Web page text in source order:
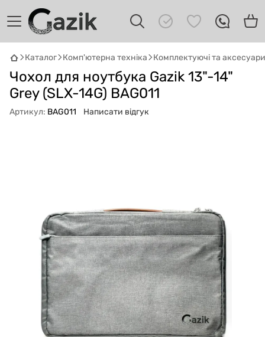
Каталог Комп'ютерна техніка Комплектуючі та аксесуари
Чохол для ноутбука Gazik 13"-14"
Grey (SLX-14G) BAG011
Артикул: BAG011 Написати відгук
Онлайн · пошук техніки
Привіт! 👋 Я Gazik AI — допоможу